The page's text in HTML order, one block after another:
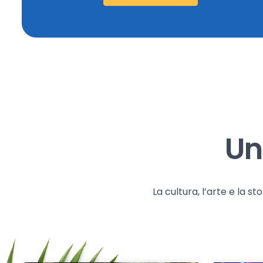
La cultura, l’arte e la